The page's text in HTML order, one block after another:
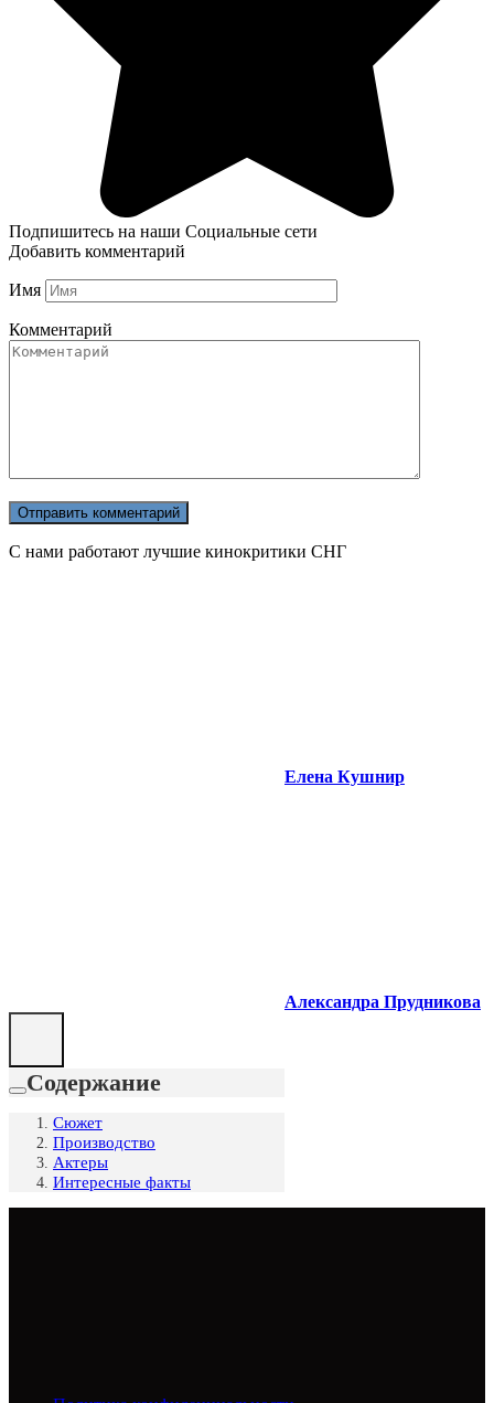
Подпишитесь на наши Социальные сети
Добавить комментарий
Имя
Комментарий
С нами работают лучшие кинокритики СНГ
Елена Кушнир
Александра Прудникова
Содержание
Сюжет
Производство
Актеры
Интересные факты